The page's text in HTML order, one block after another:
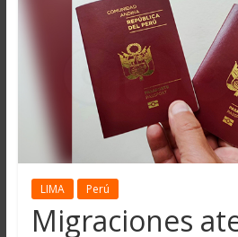
LIMA Perú
Migraciones